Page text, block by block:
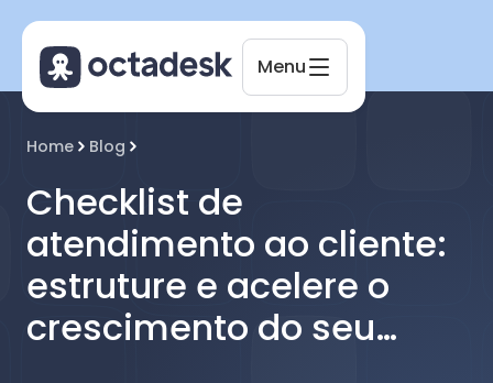
Menu
Home Blog
Checklist de
atendimento ao cliente:
estruture e acelere o
crescimento do seu
Octadesk